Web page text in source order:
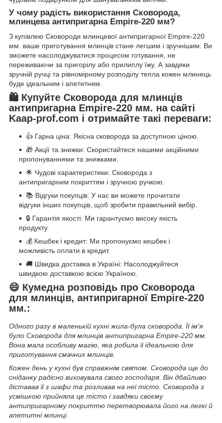
У чому радість використання Сковорода,
млинцева антипригарна Empire-220 мм?
З купівлею Сковороди млинцевої антипригарної Empire-220
мм. ваше приготування млинців стане легшим і зручнішим. Ви
зможете насолоджуватися процесом готування, не
переживаючи за пригорілу або прилиплу їжу. А завдяки
зручній ручці та рівномірному розподілу тепла кожен млинець
буде ідеальним і апетитним.
🛍️ Купуйте Сковорода для млинців
антипригарна Empire-220 мм. на сайті
Kaap-prof.com і отримайте такі переваги:
👍 Гарна ціна: Якісна сковорода за доступною ціною.
🎁 Акції та знижки: Скористайтеся нашими акційними
пропонуваннями та знижками.
🌟 Чудові характеристики: Сковорода з
антипригарним покриттям і зручною ручкою.
📚 Відгуки покупців: У нас ви можете прочитати
відгуки інших покупців, щоб зробити правильний вибір.
🔒 Гарантія якості: Ми гарантуємо високу якість
продукту.
💰 Кешбек і кредит: Ми пропонуємо кешбек і
можливість оплати в кредит.
🚚 Швидка доставка в Україні: Насолоджуйтеся
швидкою доставкою всією Україною.
😄 Кумедна розповідь про Сковорода
для млинців, антипригарної Empire-220
мм.:
Одного разу в маленькій кухні жила-була сковорода. Її ім'я
було Сковорода для млинців антипригарна Empire-220 мм.
Вона мала особливу магію, яка робила її ідеальною для
приготування смачних млинців.
Кожен день у кухні був справжнім святом. Сковорода ще до
сніданку радісно виховувала свого господаря. Він дбайливо
діставав її з шафи та розливав на неї тісто. Сковорода з
усмішкою прийняла це тісто і завдяки своєму
антипригарному покриттю перетворювала його на легкі й
апетитні млинці.